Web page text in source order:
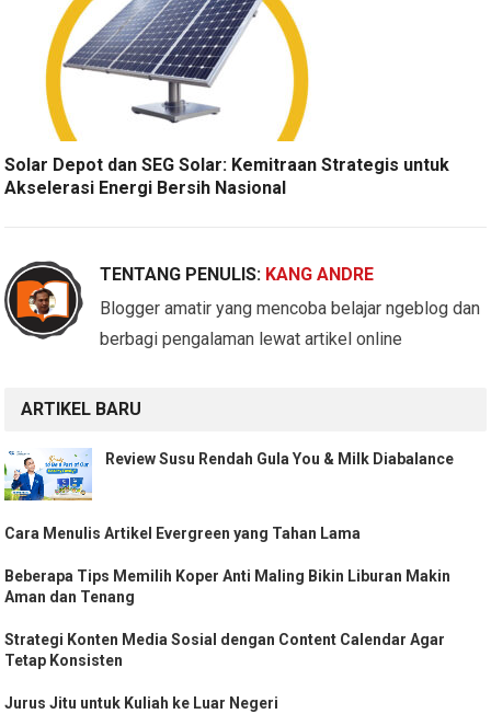
Solar Depot dan SEG Solar: Kemitraan Strategis untuk
Akselerasi Energi Bersih Nasional
TENTANG PENULIS: KANG ANDRE
Blogger amatir yang mencoba belajar ngeblog dan
berbagi pengalaman lewat artikel online
ARTIKEL BARU
Review Susu Rendah Gula You & Milk Diabalance
Cara Menulis Artikel Evergreen yang Tahan Lama
Beberapa Tips Memilih Koper Anti Maling Bikin Liburan Makin
Aman dan Tenang
Strategi Konten Media Sosial dengan Content Calendar Agar
Tetap Konsisten
Jurus Jitu untuk Kuliah ke Luar Negeri